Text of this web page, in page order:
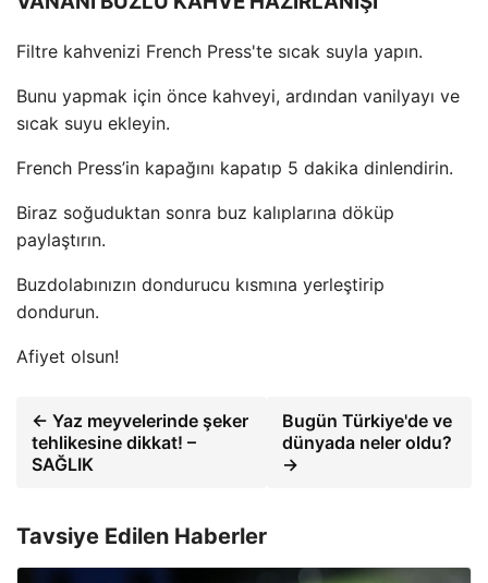
Filtre kahvenizi French Press'te sıcak suyla yapın.
Bunu yapmak için önce kahveyi, ardından vanilyayı ve
sıcak suyu ekleyin.
French Press’in kapağını kapatıp 5 dakika dinlendirin.
Biraz soğuduktan sonra buz kalıplarına döküp
paylaştırın.
Buzdolabınızın dondurucu kısmına yerleştirip
dondurun.
Afiyet olsun!
← Yaz meyvelerinde şeker
tehlikesine dikkat! –
SAĞLIK
Bugün Türkiye'de ve
dünyada neler oldu?
→
Tavsiye Edilen Haberler